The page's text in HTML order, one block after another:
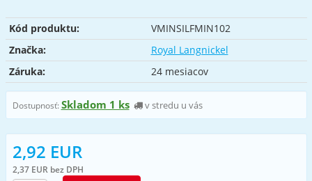
Kód produktu:
VMINSILFMIN102
Značka:
Royal Langnickel
Záruka:
24 mesiacov
Dostupnosť:Skladom 1 ks v stredu u vás
2,92 EUR
2,37 EUR bez DPH